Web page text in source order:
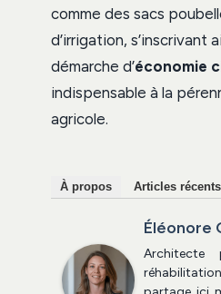
comme des sacs
d’irrigation, s’inscrivant
démarche d’économie
indispensable à la
agricole.
À propos Articles récents
Éléonore
Architecte